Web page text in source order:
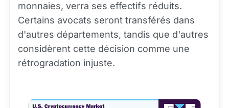
monnaies, verra ses effectifs réduits.
Certains avocats seront transférés dans
d'autres départements, tandis que d'autres
considèrent cette décision comme une
rétrogradation injuste.